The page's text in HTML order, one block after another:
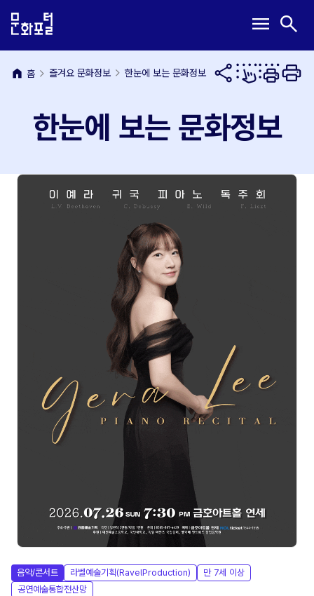
문
내
용
메
뉴
바
메
열
기
menu 검
열
기
search
home 홈 즐겨요 문화정보 한눈에 보는 문화정보
한눈에 보는 문화정보
음악/콘서트 라벨예술기획(RavelProduction)
만 7세 이상
공연예술통합전산망